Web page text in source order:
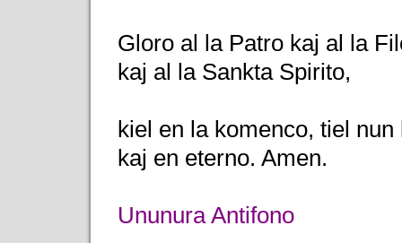
Gloro al la Patro kaj al la
kaj al la Sankta Spirito,
kiel en la komenco, tiel
kaj en eterno. Amen.
Ununura Antifono